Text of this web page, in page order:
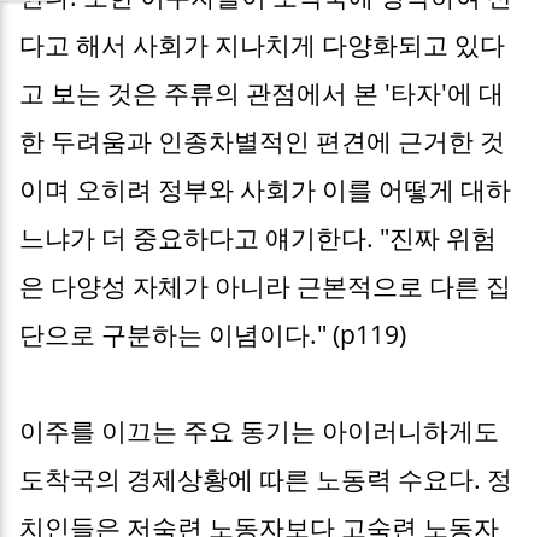
다고 해서 사회가 지나치게 다양화되고 있다
고 보는 것은 주류의 관점에서 본 '타자'에 대
한 두려움과 인종차별적인 편견에 근거한 것
이며 오히려 정부와 사회가 이를 어떻게 대하
느냐가 더 중요하다고 얘기한다. "진짜 위험
은 다양성 자체가 아니라 근본적으로 다른 집
단으로 구분하는 이념이다." (p119)
이주를 이끄는 주요 동기는 아이러니하게도
도착국의 경제상황에 따른 노동력 수요다. 정
치인들은 저숙련 노동자보다 고숙련 노동자